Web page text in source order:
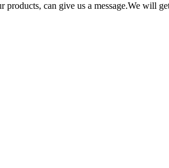
can give us a message.We will